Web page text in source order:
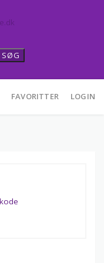
SØG
FAVORITTER LOGIN